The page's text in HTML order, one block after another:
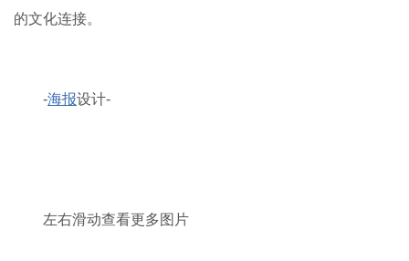
的文化连接。
-海报设计-
左右滑动查看更多图片